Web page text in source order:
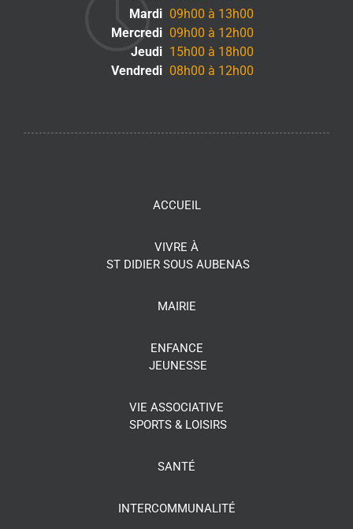
Mardi 09h00 à 13h00
Mercredi 09h00 à 12h00
Jeudi 15h00 à 18h00
Vendredi 08h00 à 12h00
ACCUEIL
VIVRE À
ST DIDIER SOUS AUBENAS
MAIRIE
ENFANCE
JEUNESSE
VIE ASSOCIATIVE
SPORTS & LOISIRS
SANTÉ
INTERCOMMUNALITÉ